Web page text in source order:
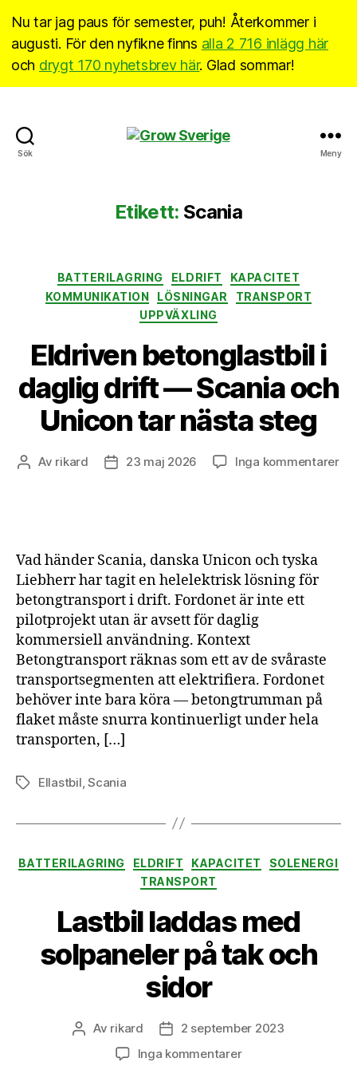
Nu tar jag paus för semester, puh! Återkommer i
augusti. För den nyfikne finns alla 2 716 inlägg här
och drygt 170 nyhetsbrev här. Glad sommar!
Sök Meny
Etikett: Scania
Kategorier
BATTERILAGRING ELDRIFT
KAPACITET
KOMMUNIKATION
LÖSNINGAR
TRANSPORT
UPPVÄXLING
Eldriven betonglastbil i
daglig drift — Scania och
Unicon tar nästa steg
Inläggsförfattare
Av rikard Inläggsdatum
23 maj 2026 Inga kommentarertill
Vad händer Scania, danska Unicon och tyska
Liebherr har tagit en helelektrisk lösning för
betongtransport i drift. Fordonet är inte ett
pilotprojekt utan är avsett för daglig
kommersiell användning. Kontext
Betongtransport räknas som ett av de svåraste
transportsegmenten att elektrifiera. Fordonet
behöver inte bara köra — betongtrumman på
flaket måste snurra kontinuerligt under hela
transporten, […]
Etiketter
Ellastbil ,Scania
Kategorier
BATTERILAGRING ELDRIFT KAPACITET
SOLENERGI
TRANSPORT
Lastbil laddas med
solpaneler på tak och
sidor
Inläggsförfattare
Av rikard Inläggsdatum
2 september 2023
Inga kommentarertill